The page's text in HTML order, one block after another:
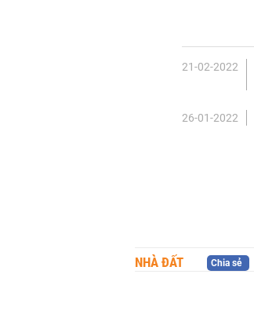
21-02-2022
26-01-2022
NHÀ ĐẤT Chia sẻ